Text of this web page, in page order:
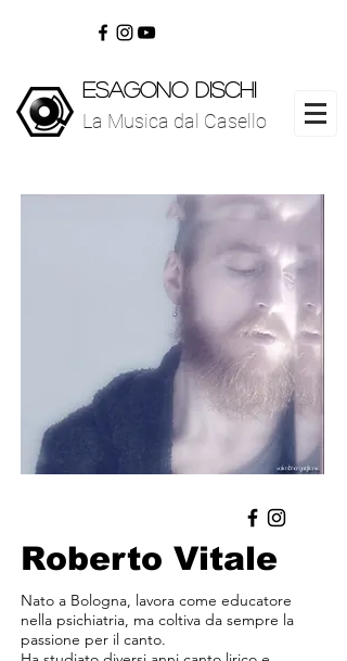
La Musica dal Casello
ESAGONO DISCHI
Roberto Vitale
Nato a Bologna, lavora come educatore
nella psichiatria, ma coltiva da sempre la
passione per il canto.